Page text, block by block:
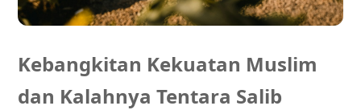
Kebangkitan Kekuatan Muslim
dan Kalahnya Tentara Salib